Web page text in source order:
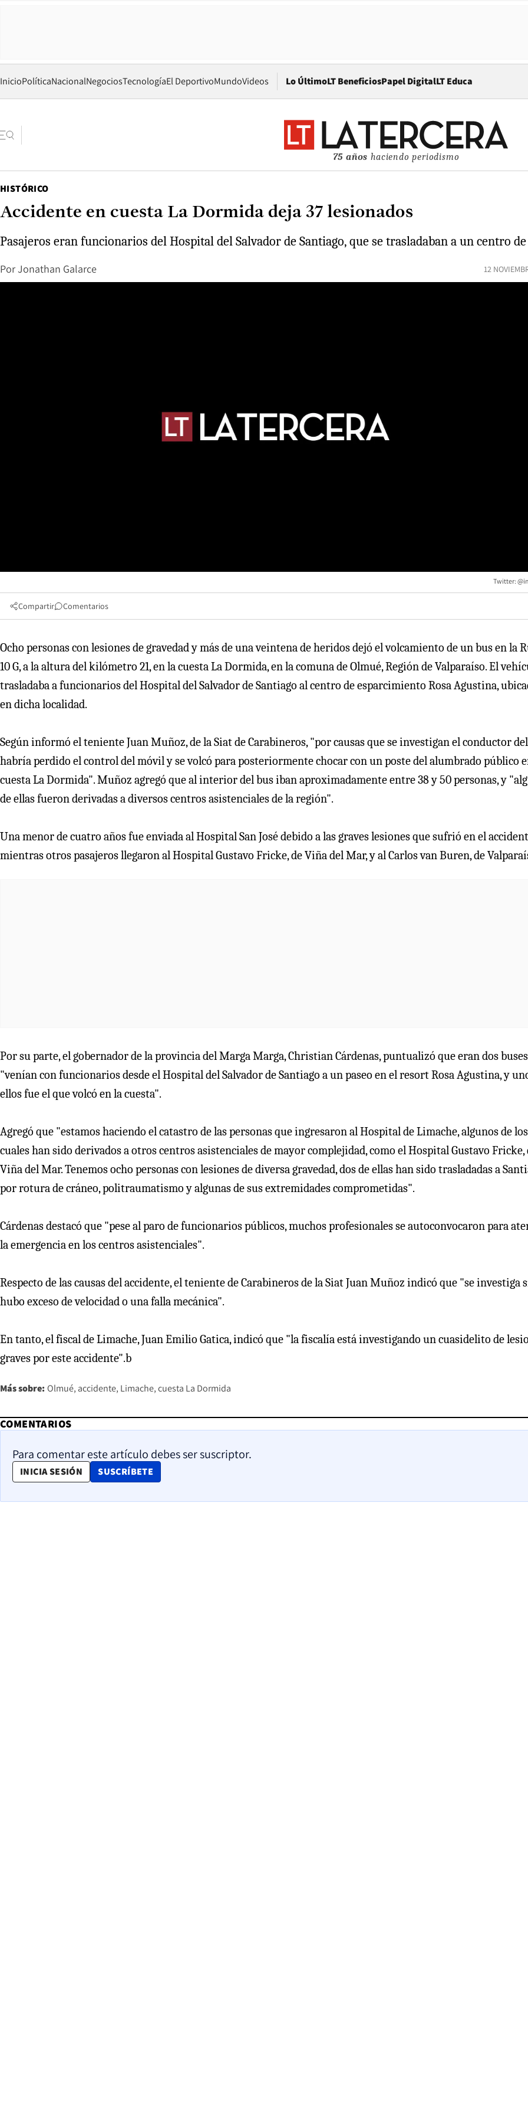
InicioPolíticaNacionalNegociosTecnologíaEl DeportivoMundoVideos Lo ÚltimoLT BeneficiosPapel DigitalOpens in new window
LT Educa
75 años haciendo periodismo
HISTÓRICO
Accidente en cuesta La Dormida deja 37 lesionados
Pasajeros eran funcionarios del Hospital del Salvador de Santiago, que se trasladaban a un centro
PorJonathan Galarce 12
Twitter:
Compartir Comentarios
Ocho personas con lesiones de gravedad y más de una veintena de heridos dejó el volcamiento de un bus en la
10 G, a la altura del kilómetro 21, en la cuesta La Dormida, en la comuna de Olmué, Región de Valparaíso. El
trasladaba a funcionarios del Hospital del Salvador de Santiago al centro de esparcimiento Rosa Agustina,
en dicha localidad.
Según informó el teniente Juan Muñoz, de la Siat de Carabineros, "por causas que se investigan el conductor
habría perdido el control del móvil y se volcó para posteriormente chocar con un poste del alumbrado público
cuesta La Dormida". Muñoz agregó que al interior del bus iban aproximadamente entre 38 y 50 personas, y
de ellas fueron derivadas a diversos centros asistenciales de la región".
Una menor de cuatro años fue enviada al Hospital San José debido a las graves lesiones que sufrió en el
mientras otros pasajeros llegaron al Hospital Gustavo Fricke, de Viña del Mar, y al Carlos van Buren, de
Por su parte, el gobernador de la provincia del Marga Marga, Christian Cárdenas, puntualizó que eran dos
"venían con funcionarios desde el Hospital del Salvador de Santiago a un paseo en el resort Rosa Agustina, y
ellos fue el que volcó en la cuesta".
Agregó que "estamos haciendo el catastro de las personas que ingresaron al Hospital de Limache, algunos de los
cuales han sido derivados a otros centros asistenciales de mayor complejidad, como el Hospital Gustavo Fricke,
Viña del Mar. Tenemos ocho personas con lesiones de diversa gravedad, dos de ellas han sido trasladadas a
por rotura de cráneo, politraumatismo y algunas de sus extremidades comprometidas".
Cárdenas destacó que "pese al paro de funcionarios públicos, muchos profesionales se autoconvocaron para
la emergencia en los centros asistenciales".
Respecto de las causas del accidente, el teniente de Carabineros de la Siat Juan Muñoz indicó que "se investiga
hubo exceso de velocidad o una falla mecánica".
En tanto, el fiscal de Limache, Juan Emilio Gatica, indicó que "la fiscalía está investigando un cuasidelito de
graves por este accidente".b
Más sobre: Olmué accidente Limache cuesta La Dormida
COMENTARIOS
Para comentar este artículo debes ser suscriptor.
INICIA SESIÓN SUSCRÍBETE
OPENS IN NEW WINDOW